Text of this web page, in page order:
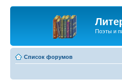
Поэты и
Список форумов